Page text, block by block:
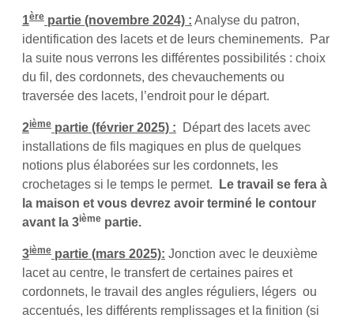
1ère partie (novembre 2024) : Analyse du patron,
identification des lacets et de leurs cheminements. Par
la suite nous verrons les différentes possibilités : choix
du fil, des cordonnets, des chevauchements ou
traversée des lacets, l’endroit pour le départ.
2ième partie (février 2025) : Départ des lacets avec
installations de fils magiques en plus de quelques
notions plus élaborées sur les cordonnets, les
crochetages si le temps le permet.
Le travail se fera à
la maison et vous devrez avoir terminé le contour
avant la 3ième partie.
3ième partie (mars 2025): Jonction avec le deuxième
lacet au centre, le transfert de certaines paires et
cordonnets, le travail des angles réguliers, légers ou
accentués, les différents remplissages et la finition (si